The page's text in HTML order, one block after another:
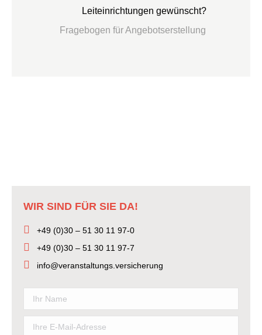
Leiteinrichtungen gewünscht?
Fragebogen für Angebotserstellung
WIR SIND FÜR SIE DA!
+49 (0)30 – 51 30 11 97-0
+49 (0)30 – 51 30 11 97-7
info@veranstaltungs.versicherung